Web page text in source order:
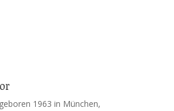
1963 in München,